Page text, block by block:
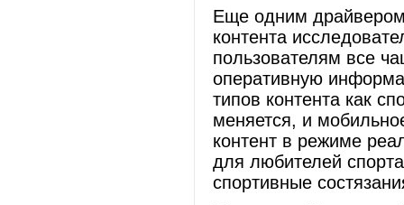
Еще одним
контента
пользователям все
оперативную
типов контента как
меняется, и
контент в режиме
для любителей
спортивные